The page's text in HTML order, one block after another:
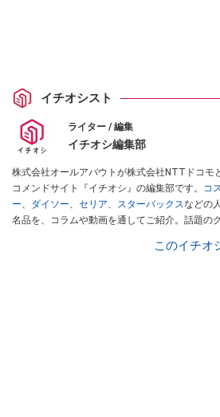
イチオシスト
ライター / 編集
イチオシ編集部
株式会社オールアバウトが株式会社NTTドコモ
コメンドサイト『イチオシ』の編集部です。 コ
ー、 ダイソー、 セリア、 スターバックスなどの
名品を、コラムや動画を通してご紹介。話題の
インフルエンサーが実際に使用してレビューし
このイチオ